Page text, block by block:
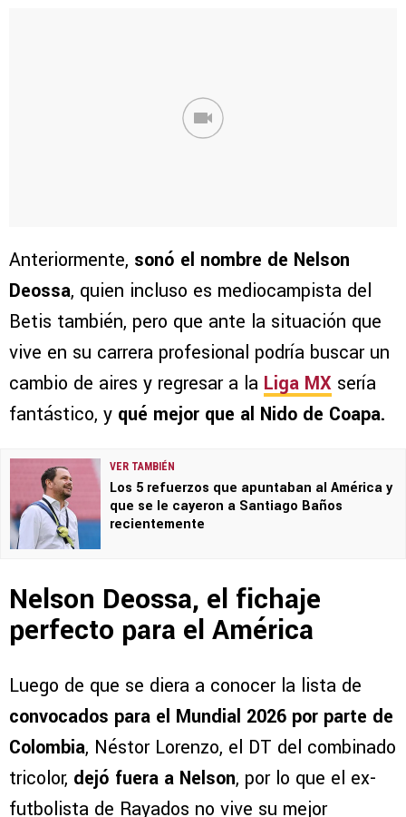
Anteriormente, sonó el nombre de Nelson
Deossa, quien incluso es mediocampista del
Betis también, pero que ante la situación que
vive en su carrera profesional podría buscar un
cambio de aires y regresar a la Liga MX sería
fantástico, y qué mejor que al Nido de Coapa.
VER TAMBIÉN
Los 5 refuerzos que apuntaban al América y
que se le cayeron a Santiago Baños
recientemente
Nelson Deossa, el fichaje
perfecto para el América
Luego de que se diera a conocer la lista de
convocados para el Mundial 2026 por parte de
Colombia, Néstor Lorenzo, el DT del combinado
tricolor, dejó fuera a Nelson, por lo que el ex-
futbolista de Rayados no vive su mejor